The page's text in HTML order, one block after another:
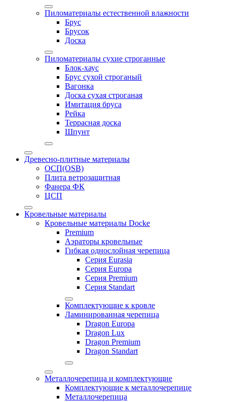
Пиломатериалы естественной влажности
Брус
Брусок
Доска
Пиломатериалы сухие строганные
Блок-хаус
Брус сухой строганый
Вагонка
Доска сухая строганая
Имитация бруса
Рейка
Террасная доска
Шпунт
Древесно-плитные материалы
ОСП(OSB)
Плита ветрозащитная
Фанера ФК
ЦСП
Кровельные материалы
Кровельные материалы Docke
Premium
Аэраторы кровельные
Гибкая однослойная черепица
Серия Eurasia
Серия Europa
Серия Premium
Серия Standart
Комплектующие к кровле
Ламинированная черепица
Dragon Europa
Dragon Lux
Dragon Premium
Dragon Standart
Металлочерепица и комплектующие
Комплектующие к металлочерепице
Металлочерепица